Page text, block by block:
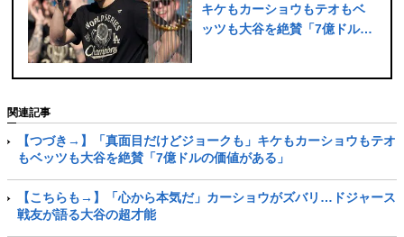
キケもカーショウもテオもベ
ッツも大谷を絶賛「7億ドルの
関連記事
【つづき→】「真面目だけどジョークも」キケもカーショウもテオ
もベッツも大谷を絶賛「7億ドルの価値がある」
【こちらも→】「心から本気だ」カーショウがズバリ…ドジャース
戦友が語る大谷の超才能